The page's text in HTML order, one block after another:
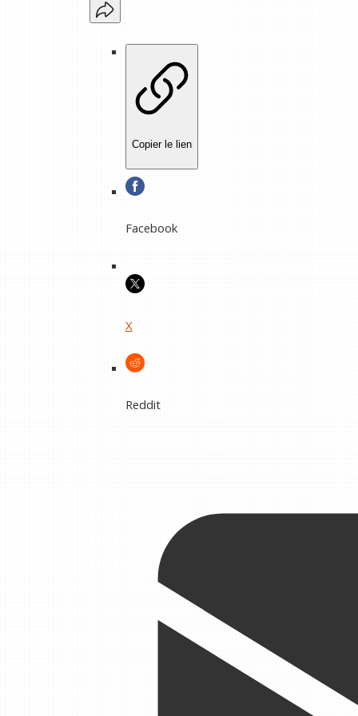
Copier le lien
Facebook
X
Reddit